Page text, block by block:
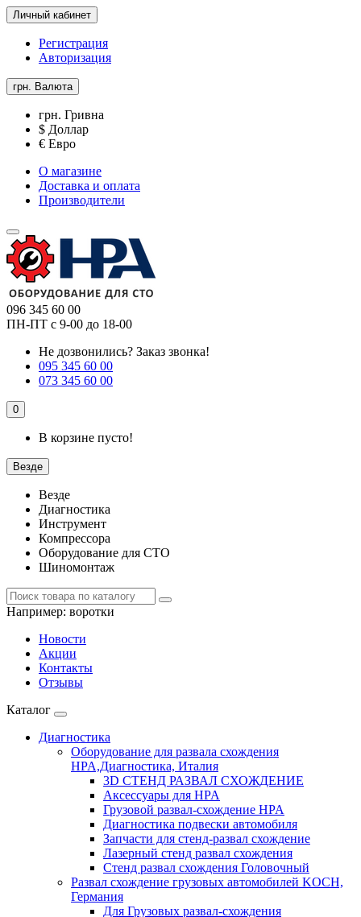
Личный кабинет
Регистрация
Авторизация
грн. Валюта
грн. Гривна
$ Доллар
€ Евро
О магазине
Доставка и оплата
Производители
096 345 60 00
ПН-ПТ с 9-00 до 18-00
Не дозвонились? Заказ звонка!
095 345 60 00
073 345 60 00
0
В корзине пусто!
Везде
Везде
Диагностика
Инструмент
Компрессора
Оборудование для СТО
Шиномонтаж
Например: воротки
Новости
Акции
Контакты
Отзывы
Каталог
Диагностика
Оборудование для развала схождения
HPA,Диагностика, Италия
3D СТЕНД РАЗВАЛ СХОЖДЕНИЕ
Аксессуары для HPA
Грузовой развал-схождение HPA
Диагностика подвески автомобиля
Запчасти для стенд-развал схождение
Лазерный стенд развал схождения
Стенд развал схождения Головочный
Развал схождение грузовых автомобилей KOCH,
Германия
Для Грузовых развал-схождения